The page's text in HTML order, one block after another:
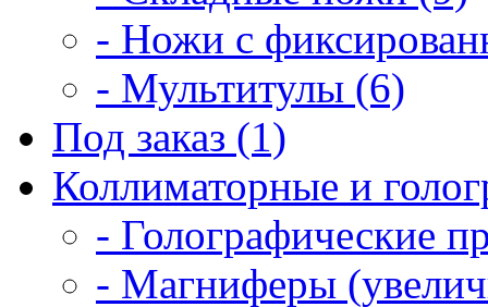
- Ножи с
- Мультитулы (6)
Под заказ (1)
Коллиматорные и
- Голографические
- Магниферы